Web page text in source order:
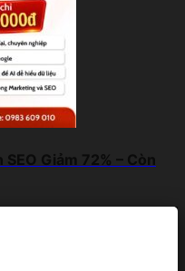
Giảm 72% – Còn